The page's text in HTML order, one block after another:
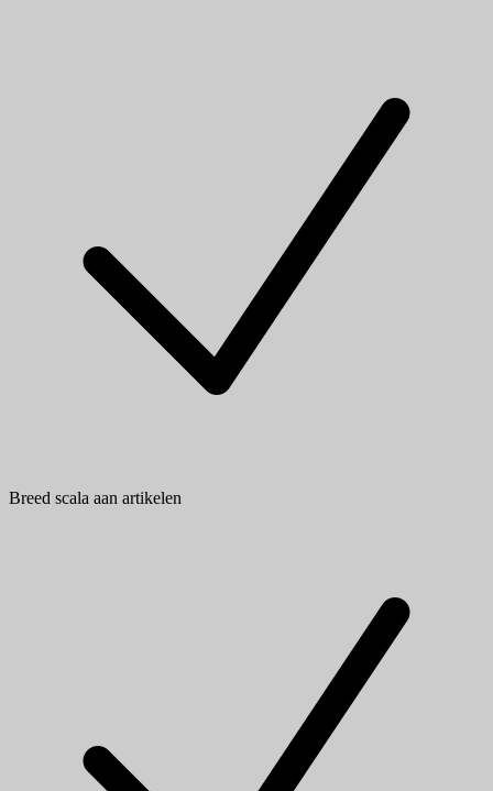
Breed scala aan artikelen